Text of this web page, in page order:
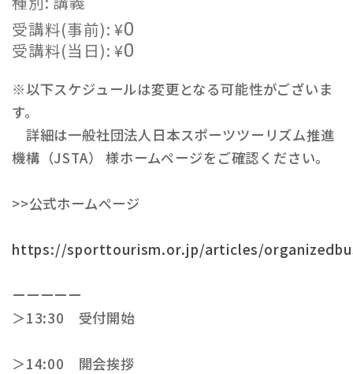
受講料(事前):¥0
受講料(当日):¥0
※以下スケジュールは変更となる可能性がございま
す。
詳細は一般社団法人日本スポーツツーリズム推進
機構（JSTA） 様ホームページをご確認ください。
>>公式ホームページ
https://sporttourism.or.jp/articles/
ーーーーー
＞13:30 受付開始
＞14:00 開会挨拶